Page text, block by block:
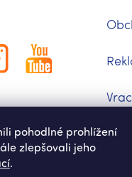
pohodlné prohlížení
zlepšovali jeho
.